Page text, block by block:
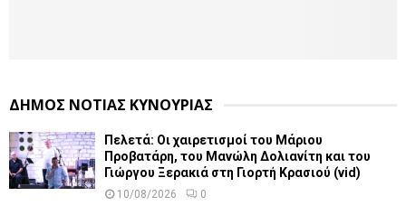
ΔΗΜΟΣ ΝΟΤΙΑΣ ΚΥΝΟΥΡΙΑΣ
Πελετά: Οι χαιρετισμοί του Μάριου
Προβατάρη, του Μανώλη Δολιανίτη και του
Γιώργου Ξερακιά στη Γιορτή Κρασιού (vid)
10/08/2026 0